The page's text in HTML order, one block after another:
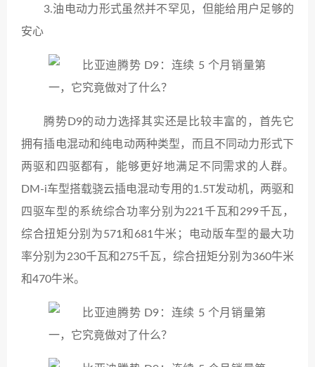
3.油电动力形式虽然并不罕见，但能给用户足够的
安心
腾势D9的动力选择其实还是比较丰富的，首先它
拥有插电混动和纯电动两种类型，而且不同动力形式下
两驱和四驱都有，能够更好地满足不同需求的人群。
DM-i车型搭载骁云插电混动专用的1.5T发动机，两驱和
四驱车型的系统综合功率分别为221千瓦和299千瓦，
综合扭矩分别为571和681牛米；电动版车型的最大功
率分别为230千瓦和275千瓦，综合扭矩分别为360牛米
和470牛米。